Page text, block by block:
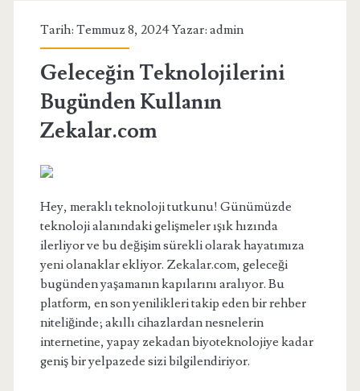
Tarih: Temmuz 8, 2024 Yazar: admin
Geleceğin Teknolojilerini
Bugünden Kullanın
Zekalar.com
Hey, meraklı teknoloji tutkunu! Günümüzde
teknoloji alanındaki gelişmeler ışık hızında
ilerliyor ve bu değişim sürekli olarak hayatımıza
yeni olanaklar ekliyor. Zekalar.com, geleceği
bugünden yaşamanın kapılarını aralıyor. Bu
platform, en son yenilikleri takip eden bir rehber
niteliğinde; akıllı cihazlardan nesnelerin
internetine, yapay zekadan biyoteknolojiye kadar
geniş bir yelpazede sizi bilgilendiriyor.